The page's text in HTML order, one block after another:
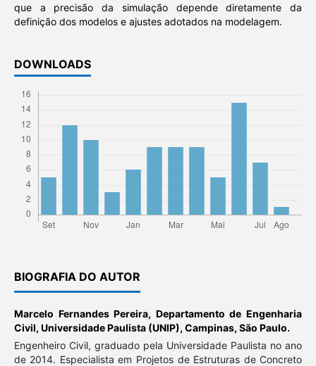
que a precisão da simulação depende diretamente da
definição dos modelos e ajustes adotados na modelagem.
DOWNLOADS
BIOGRAFIA DO AUTOR
Marcelo Fernandes Pereira, Departamento de Engenharia
Civil, Universidade Paulista (UNIP), Campinas, São Paulo.
Engenheiro Civil, graduado pela Universidade Paulista no ano
de 2014. Especialista em Projetos de Estruturas de Concreto